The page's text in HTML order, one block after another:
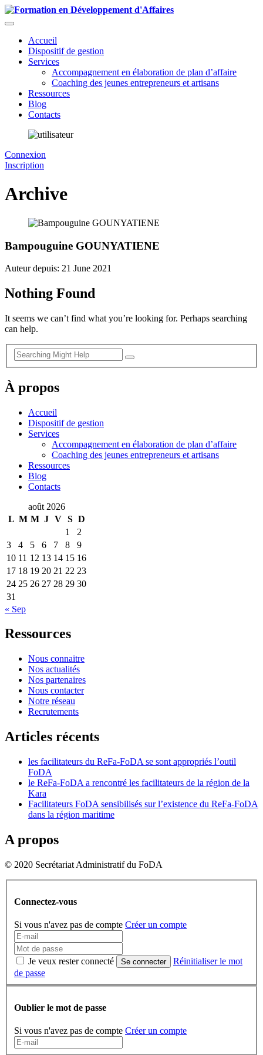
Accueil
Dispositif de gestion
Services
Accompagnement en élaboration de plan d’affaire
Coaching des jeunes entrepreneurs et artisans
Ressources
Blog
Contacts
Connexion
Inscription
Archive
Bampouguine GOUNYATIENE
Auteur depuis: 21 June 2021
Nothing Found
It seems we can’t find what you’re looking for. Perhaps searching
can help.
À propos
Accueil
Dispositif de gestion
Services
Accompagnement en élaboration de plan d’affaire
Coaching des jeunes entrepreneurs et artisans
Ressources
Blog
Contacts
août 2026
L M M J V S D
1
2
3
4 5 6 7 8
9
10 11 12 13 14 15 16
17 18 19 20 21 22 23
24 25 26 27 28 29 30
31
« Sep
Ressources
Nous connaitre
Nos actualités
Nos partenaires
Nous contacter
Notre réseau
Recrutements
Articles récents
les facilitateurs du ReFa-FoDA se sont appropriés l’outil
FoDA
le ReFa-FoDA a rencontré les facilitateurs de la région de la
Kara
Facilitateurs FoDA sensibilisés sur l’existence du ReFa-FoDA
dans la région maritime
A propos
© 2020 Secrétariat Administratif du FoDA
Connectez-vous
Si vous n'avez pas de compte Créer un compte
Je veux rester connecté Se connecter
Réinitialiser le mot
de passe
Oublier le mot de passe
Si vous n'avez pas de compte Créer un compte